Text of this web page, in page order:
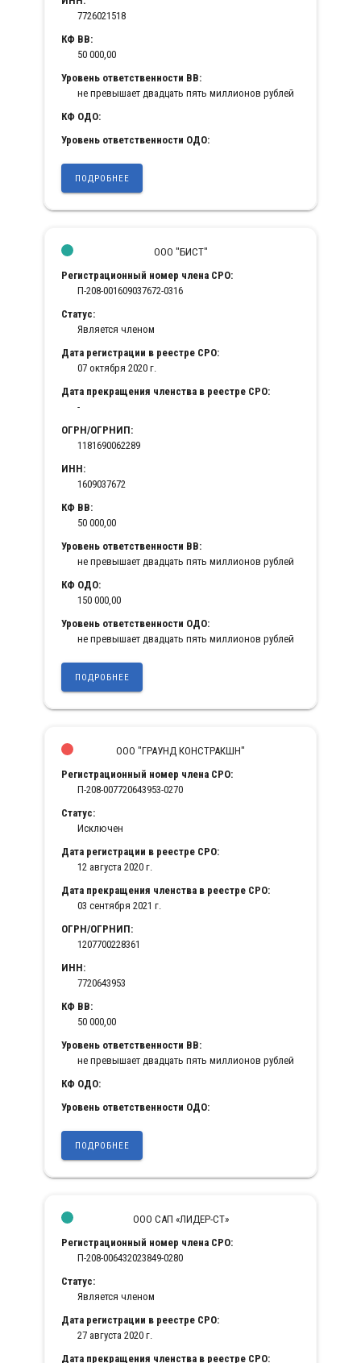
7726021518
КФ ВВ:
50 000,00
Уровень ответственности ВВ:
не превышает двадцать пять миллионов рублей
КФ ОДО:
Уровень ответственности ОДО:
ПОДРОБНЕЕ
ООО "БИСТ"
Регистрационный номер члена СРО:
П-208-001609037672-0316
Статус:
Является членом
Дата регистрации в реестре СРО:
07 октября 2020 г.
Дата прекращения членства в реестре СРО:
-
ОГРН/ОГРНИП:
1181690062289
ИНН:
1609037672
КФ ВВ:
50 000,00
Уровень ответственности ВВ:
не превышает двадцать пять миллионов рублей
КФ ОДО:
150 000,00
Уровень ответственности ОДО:
не превышает двадцать пять миллионов рублей
ПОДРОБНЕЕ
ООО "ГРАУНД КОНСТРАКШН"
Регистрационный номер члена СРО:
П-208-007720643953-0270
Статус:
Исключен
Дата регистрации в реестре СРО:
12 августа 2020 г.
Дата прекращения членства в реестре СРО:
03 сентября 2021 г.
ОГРН/ОГРНИП:
1207700228361
ИНН:
7720643953
КФ ВВ:
50 000,00
Уровень ответственности ВВ:
не превышает двадцать пять миллионов рублей
КФ ОДО:
Уровень ответственности ОДО:
ПОДРОБНЕЕ
ООО САП «ЛИДЕР-СТ»
Регистрационный номер члена СРО:
П-208-006432023849-0280
Статус:
Является членом
Дата регистрации в реестре СРО:
27 августа 2020 г.
Дата прекращения членства в реестре СРО: